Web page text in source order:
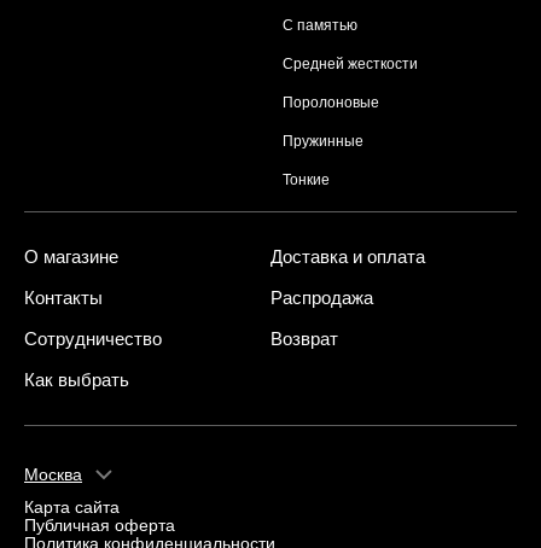
С памятью
Средней жесткости
Поролоновые
Пружинные
Тонкие
О магазине
Доставка и оплата
Контакты
Распродажа
Сотрудничество
Возврат
Как выбрать
Москва
Карта сайта
Публичная оферта
Политика конфиденциальности